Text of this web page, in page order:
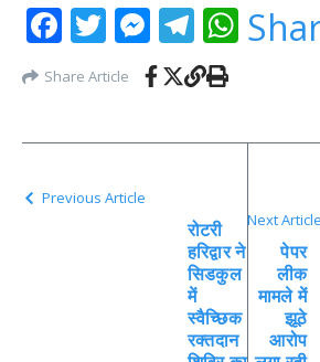
Facebook
Twitter
Share Article
Previous Article
रोटरी
हरिद्वार ने
सिडकुल
में
स्वैच्छिक
रक्तदान
Next Article
पेपर
लीक
मामले में
झूठे
आरोप